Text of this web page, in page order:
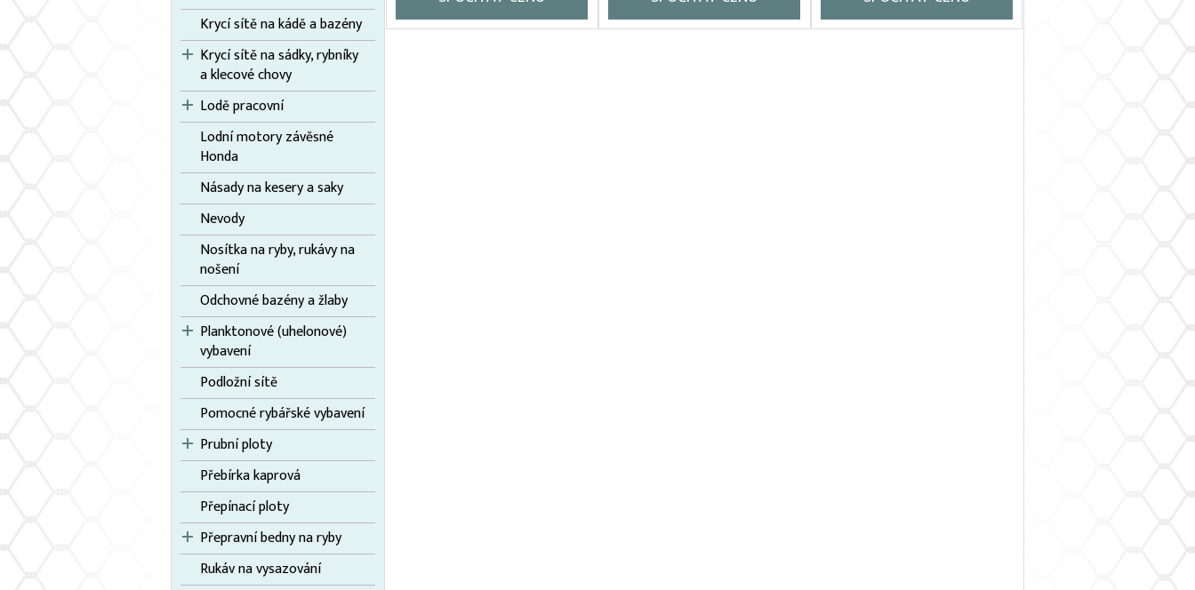
Krycí sítě na kádě a bazény
Krycí sítě na sádky, rybníky
a klecové chovy
Lodě pracovní
Lodní motory závěsné
Honda
Násady na kesery a saky
Nevody
Nosítka na ryby, rukávy na
nošení
Odchovné bazény a žlaby
Planktonové (uhelonové)
vybavení
Podložní sítě
Pomocné rybářské vybavení
Prubní ploty
Přebírka kaprová
Přepínací ploty
Přepravní bedny na ryby
Rukáv na vysazování